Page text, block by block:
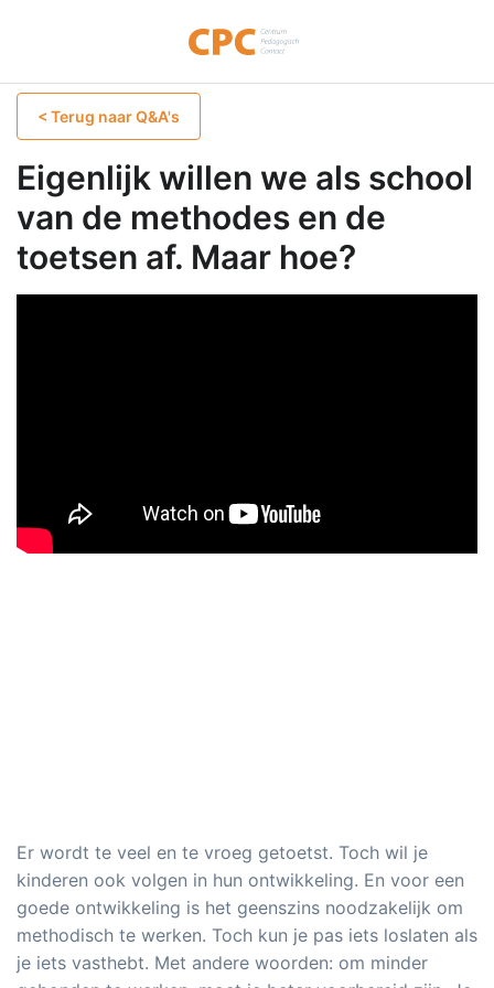
< Terug naar Q&A's
Eigenlijk willen we als school
van de methodes en de
toetsen af. Maar hoe?
Er wordt te veel en te vroeg getoetst. Toch wil je
kinderen ook volgen in hun ontwikkeling. En voor een
goede ontwikkeling is het geenszins noodzakelijk om
methodisch te werken. Toch kun je pas iets loslaten als
je iets vasthebt. Met andere woorden: om minder